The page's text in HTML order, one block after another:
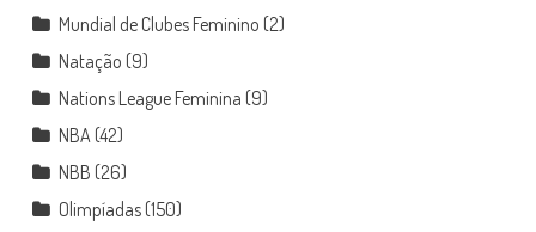
Mundial de Clubes Feminino (2)
Natação (9)
Nations League Feminina (9)
NBA (42)
NBB (26)
Olimpíadas(150)